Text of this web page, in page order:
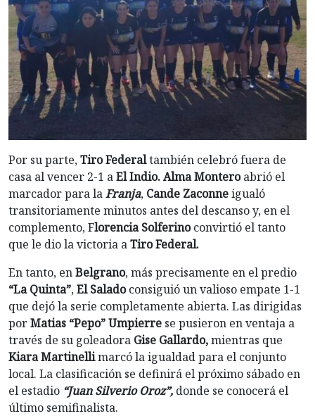
Por su parte,Tiro Federaltambién celebró fuera de
casa al vencer 2-1 aEl Indio.Alma Monteroabrió el
marcador para laFranja, Cande Zaconneigualó
transitoriamente minutos antes del descanso y, en el
complemento, Florencia Solferinoconvirtió el tanto
que le dio la victoria aTiro Federal.
En tanto, enBelgrano, más precisamente en el predio
“La Quinta”,El Saladoconsiguió un valioso empate 1-1
que dejó la serie completamente abierta. Las dirigidas
porMatias “Pepo” Umpierre se pusieron en ventaja a
través de su goleadora Gise Gallardo,mientras que
Kiara Martinellimarcó la igualdad para el conjunto
local. La clasificación se definirá el próximo sábado en
el estadio “Juan Silverio Oroz”, donde se conocerá el
último semifinalista.